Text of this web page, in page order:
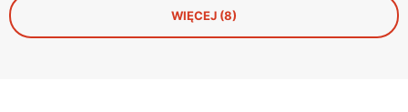
WIĘCEJ (8)